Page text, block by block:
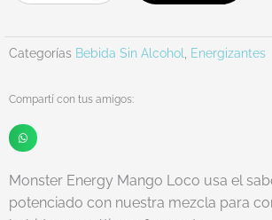
cantidad
Categorías Bebida Sin Alcohol, Energizantes
Compartí con tus amigos:
Monster Energy Mango Loco usa el
potenciado con nuestra mezcla para